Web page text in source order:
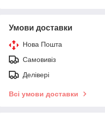
Умови доставки
Нова Пошта
Самовивіз
Делівері
Всі умови доставки